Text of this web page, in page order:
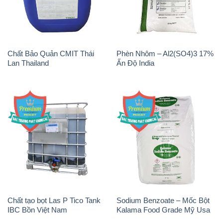
Chất Bảo Quản CMIT Thái
Lan Thailand
Phèn Nhôm – Al2(SO4)3 17%
Ấn Độ India
Chất tạo bọt Las P Tico Tank
IBC Bồn Việt Nam
Sodium Benzoate – Mốc Bột
Kalama Food Grade Mỹ Usa